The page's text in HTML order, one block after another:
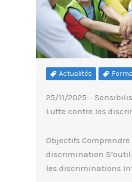
Actualités
25/11/2025 –
Lutte contre les
Objectifs
discrimination
les discriminations